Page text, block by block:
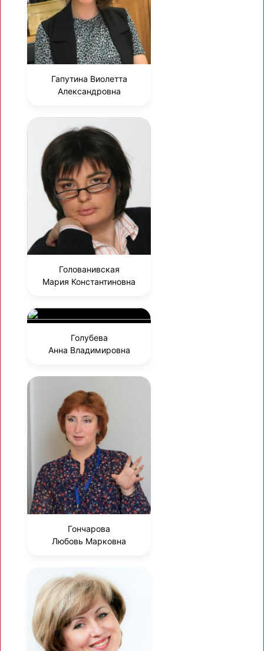
Гапутина Виолетта
Александровна
Голованивская
Мария Константиновна
Голубева
Анна Владимировна
Гончарова
Любовь Марковна